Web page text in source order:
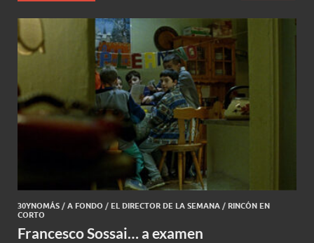
30YNOMÁS / A FONDO / EL DIRECTOR DE LA SEMANA / RINCÓN EN
CORTO
Francesco Sossai… a examen